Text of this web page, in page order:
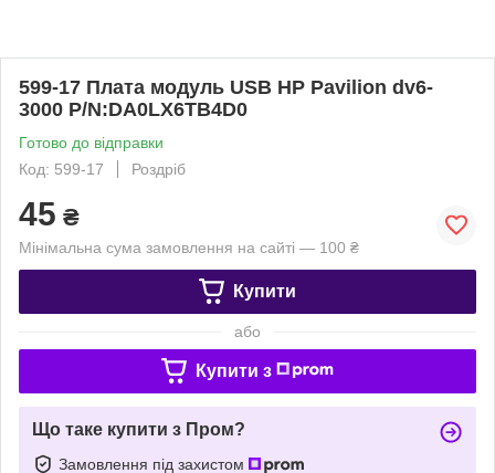
599-17 Плата модуль USB HP Pavilion dv6-
3000 P/N:DA0LX6TB4D0
Готово до відправки
Код: 599-17
Роздріб
45 ₴
Мінімальна сума замовлення на сайті — 100 ₴
Купити
або
Купити з
Що таке купити з Пром?
Замовлення під захистом